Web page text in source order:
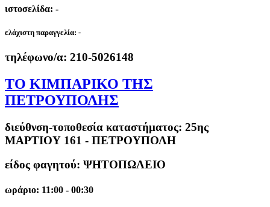
ιστοσελίδα: -
ελάχιστη παραγγελία: -
τηλέφωνο/α: 210-5026148
ΤΟ ΚΙΜΠΑΡΙΚΟ ΤΗΣ
ΠΕΤΡΟΥΠΟΛΗΣ
διεύθνση-τοποθεσία καταστήματος: 25ης
ΜΑΡΤΙΟΥ 161 - ΠΕΤΡΟΥΠΟΛΗ
είδος φαγητού: ΨΗΤΟΠΩΛΕΙΟ
ωράριο: 11:00 - 00:30